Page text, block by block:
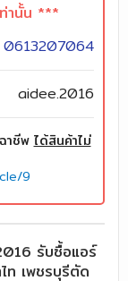
านั้น ***
0613207064
aidee.2016
าชีพ ได้สินค้าไม่
9
รับซื้อแอร์
ท เพชรบุรีตัด